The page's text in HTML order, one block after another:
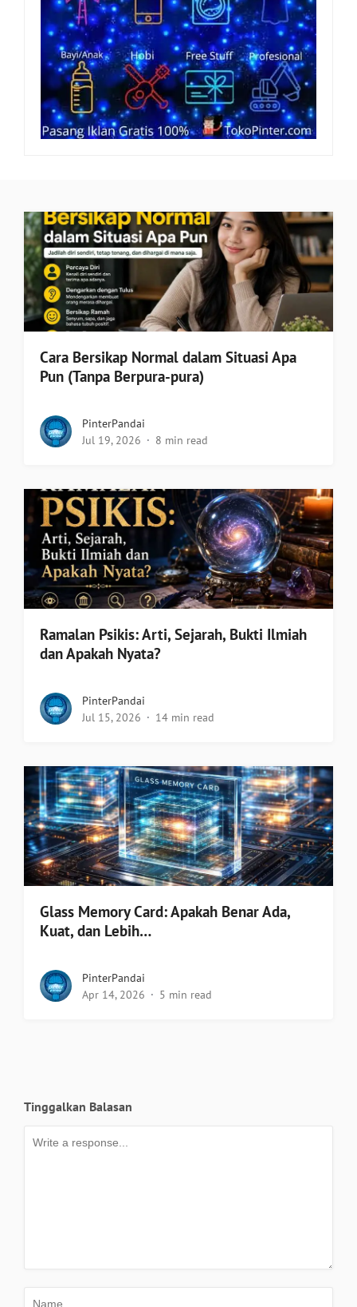
Cara Bersikap Normal dalam Situasi Apa
Pun (Tanpa Berpura-pura)
PinterPandai
Jul 19, 2026
8 min read
Ramalan Psikis: Arti, Sejarah, Bukti Ilmiah
dan Apakah Nyata?
PinterPandai
Jul 15, 2026
14 min read
Glass Memory Card: Apakah Benar Ada,
Kuat, dan Lebih…
PinterPandai
Apr 14, 2026
5 min read
Tinggalkan Balasan